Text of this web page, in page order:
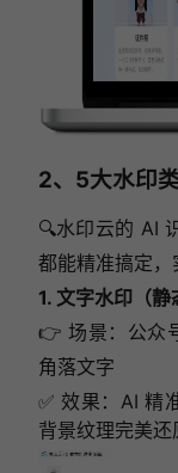
2、5大水印
🔍水印云的 AI
都能精准搞定，
1. 文字水印（静
👉 场景：公众
角落文字
✅ 效果：AI 精
背景纹理完美还